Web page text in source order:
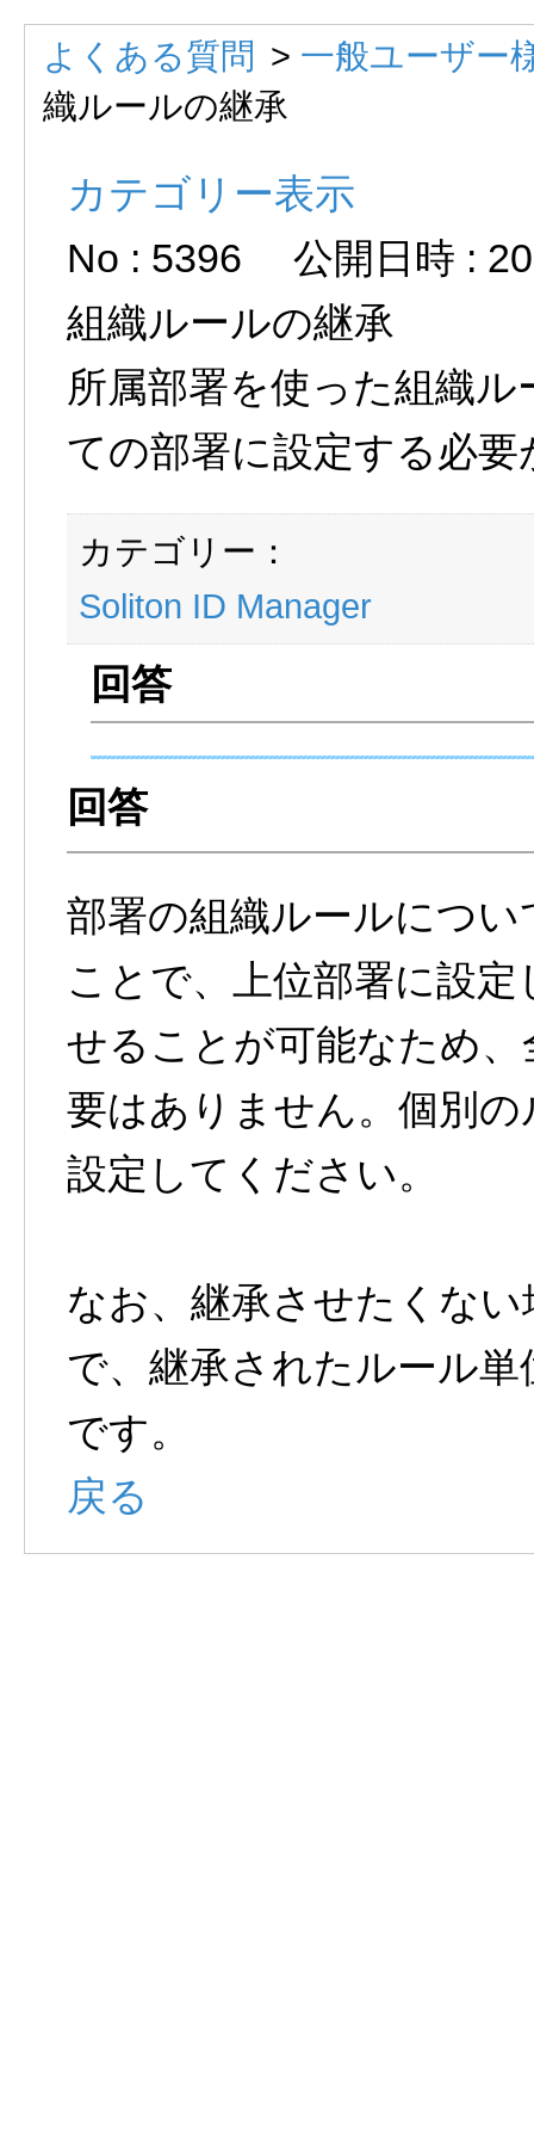
よくある質問 > 一般ユーザー
織ルールの継承
カテゴリー表示
No : 5396
公開日時 :
組織ルールの継承
所属部署を使った組織
ての部署に設定する必
カテゴリー：
Soliton ID Manager
部署の組織ルールにつ
ことで、上位部署に設
せることが可能なため
要はありません。個別
設定してください。
なお、継承させたくな
で、継承されたルール
です。
戻る